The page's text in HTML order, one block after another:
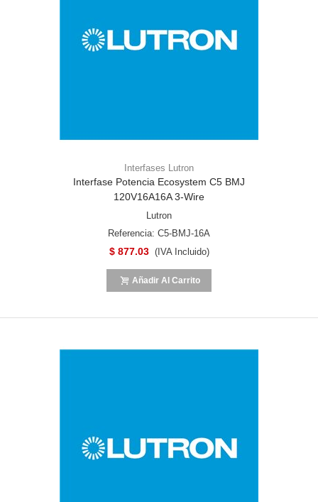
Interfases Lutron
Interfase Potencia Ecosystem C5 BMJ
120V16A16A 3-Wire
Lutron
Referencia: C5-BMJ-16A
$ 877.03 (IVA Incluido)
Añadir Al Carrito